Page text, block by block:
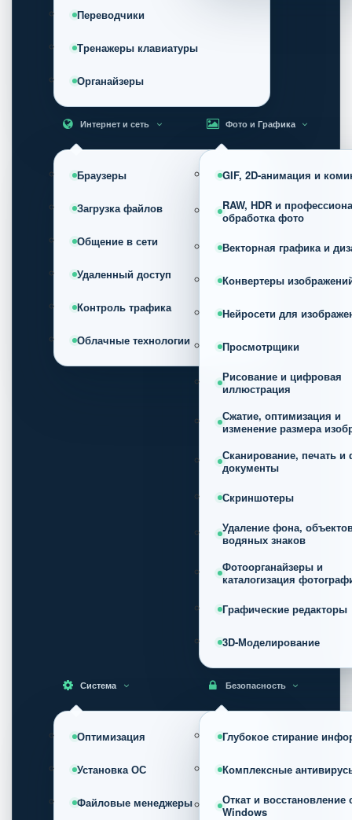
Переводчики
Тренажеры клавиатуры
Органайзеры
Интернет и сеть
Браузеры
Загрузка файлов
Общение в сети
Удаленный доступ
Контроль трафика
Облачные технологии
Фото и Графика
GIF, 2D-анимация и
RAW, HDR и
обработка фото
Векторная графика и
Конвертеры
Нейросети для
Просмотрщики
Рисование и цифровая
иллюстрация
Сжатие, оптимизация и
изменение размера
Сканирование, печать и
документы
Скриншотеры
Удаление фона,
водяных знаков
Фотоорганайзеры и
каталогизация
Графические редакторы
3D-Моделирование
Система
Оптимизация
Установка ОС
Файловые менеджеры
Безопасность
Глубокое стирание
Комплексные
Откат и восстановление
Windows